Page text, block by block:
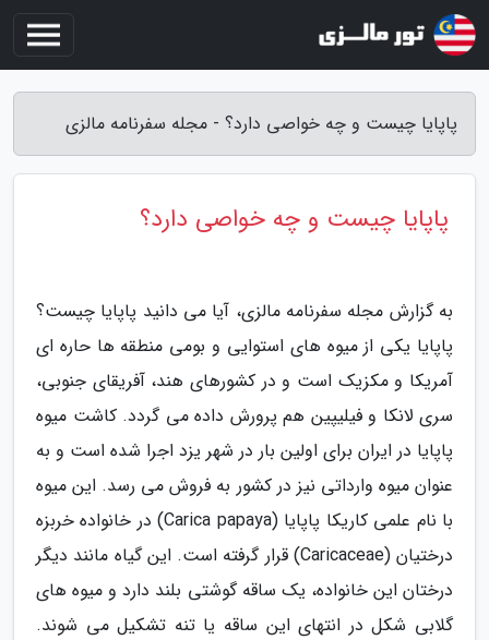
پاپایا چیست و چه خواصی دارد؟ - مجله سفرنامه مالزی
پاپایا چیست و چه خواصی دارد؟
به گزارش مجله سفرنامه مالزی، آیا می دانید پاپایا چیست؟
پاپایا یکی از میوه های استوایی و بومی منطقه ها حاره ای
آمریکا و مکزیک است و در کشورهای هند، آفریقای جنوبی،
سری لانکا و فیلیپین هم پرورش داده می گردد. کاشت میوه
پاپایا در ایران برای اولین بار در شهر یزد اجرا شده است و به
عنوان میوه وارداتی نیز در کشور به فروش می رسد. این میوه
با نام علمی کاریکا پاپایا (Carica papaya) در خانواده خربزه
درختیان (Caricaceae) قرار گرفته است. این گیاه مانند دیگر
درختان این خانواده، یک ساقه گوشتی بلند دارد و میوه های
گلابی شکل در انتهای این ساقه یا تنه تشکیل می شوند.